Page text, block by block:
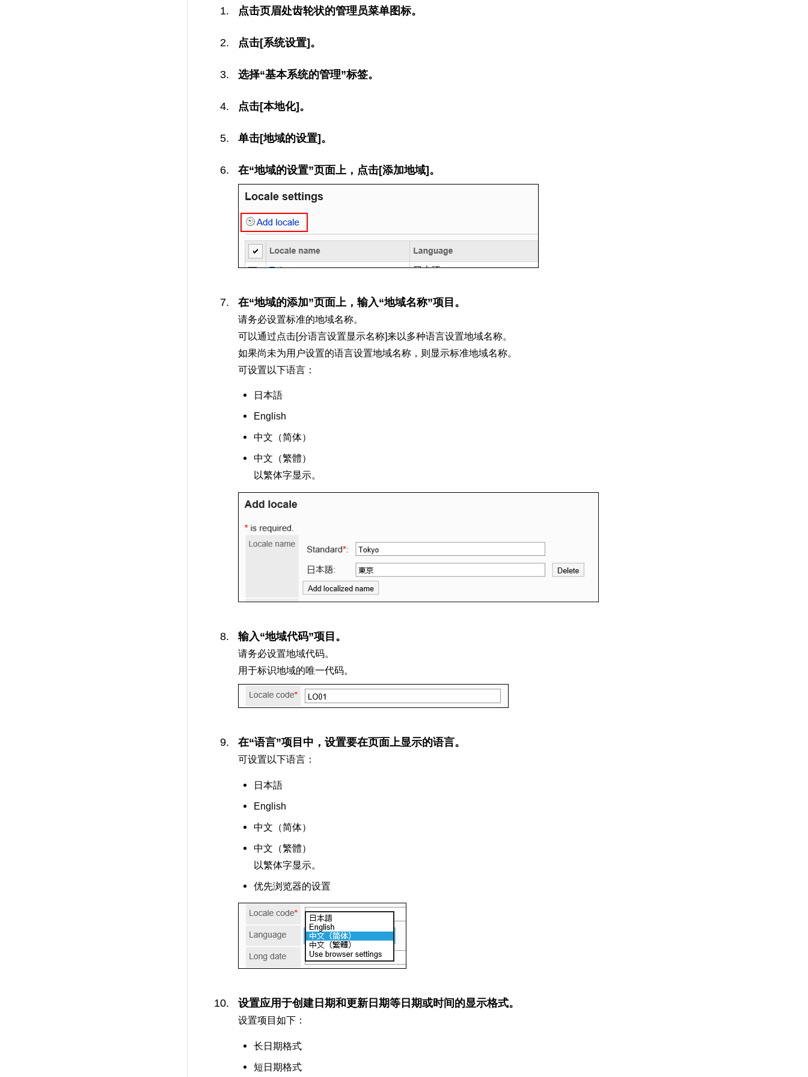
点击页眉处齿轮状的管理员菜单图标。
点击[系统设置]。
选择“基本系统的管理”标签。
点击[本地化]。
单击[地域的设置]。
在“地域的设置”页面上，点击[添加地域]。
在“地域的添加”页面上，输入“地域名称”项目。
请务必设置标准的地域名称。
可以通过点击[分语言设置显示名称]来以多种语言设置地域名称。
如果尚未为用户设置的语言设置地域名称，则显示标准地域名称。
可设置以下语言：
日本語
English
中文（简体）
中文（繁體）
以繁体字显示。
输入“地域代码”项目。
请务必设置地域代码。
用于标识地域的唯一代码。
在“语言”项目中，设置要在页面上显示的语言。
可设置以下语言：
日本語
English
中文（简体）
中文（繁體）
以繁体字显示。
优先浏览器的设置
设置应用于创建日期和更新日期等日期或时间的显示格式。
设置项目如下：
长日期格式
短日期格式